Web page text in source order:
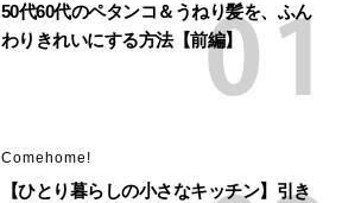
50代60代のペタンコ＆うねり髪を、ふん
わりきれいにする方法【前編】
Comehome!
【ひとり暮らしの小さなキッチン】引き